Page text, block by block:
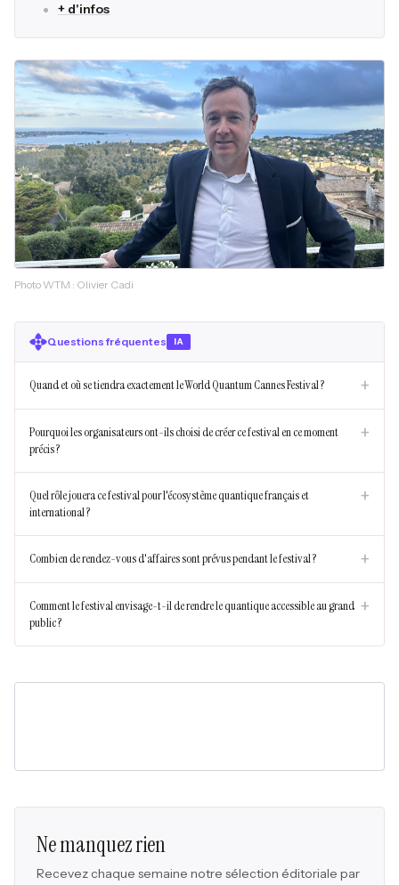
+ d'infos
Photo WTM : Olivier Cadi
Questions fréquentes IA
Quand et où se tiendra exactement le World Quantum Cannes Festival ? +
Pourquoi les organisateurs ont-ils choisi de créer ce festival en ce moment
précis ?
+
Quel rôle jouera ce festival pour l'écosystème quantique français et
international ?
+
Combien de rendez-vous d'affaires sont prévus pendant le festival ? +
Comment le festival envisage-t-il de rendre le quantique accessible au grand
public ?
+
Ne manquez rien
Recevez chaque semaine notre sélection éditoriale par